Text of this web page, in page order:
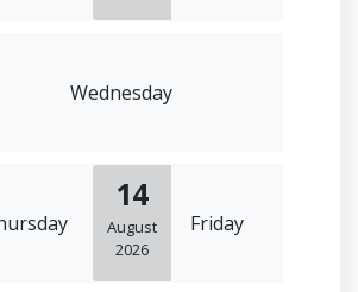
Wednesday
14
August
2026
Friday